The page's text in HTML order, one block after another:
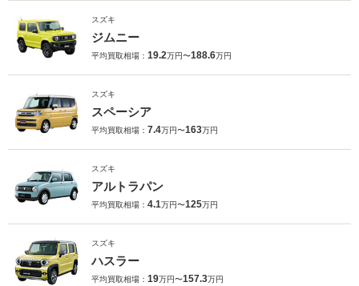
スズキ
ジムニー
平均買取相場： 19.2万円〜188.6万円
スズキ
スペーシア
平均買取相場： 7.4万円〜163万円
スズキ
アルトラパン
平均買取相場： 4.1万円〜125万円
スズキ
ハスラー
平均買取相場： 19万円〜157.3万円